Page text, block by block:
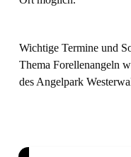
Wichtige Termine und
Thema Forellenangeln
des Angelpark